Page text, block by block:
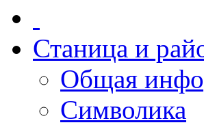
Станица и
Общая
Символика